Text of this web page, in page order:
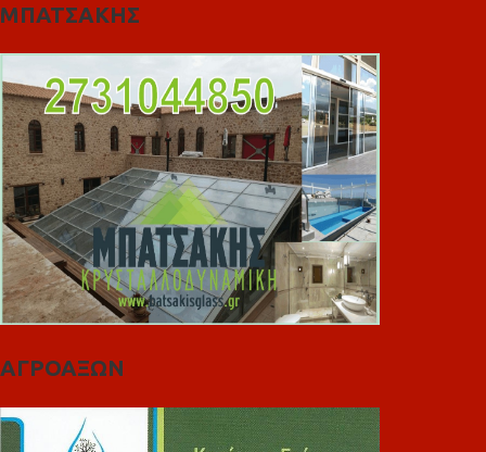
ΜΠΑΤΣΑΚΗΣ
ΑΓΡΟΑΞΩΝ